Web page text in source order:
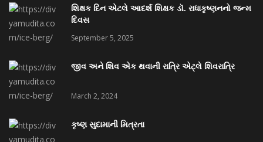
શિક્ષક દિન એટલે આદર્શ શિક્ષક ડૉ. રાધાકૃષ્ણનનો જન્મ
દિવસ
September 5, 2025
જીવ અને શિવ એક થવાની રાત્રિ એટ્લે શિવરાત્રિ
March 2, 2024
કૃષ્ણ સુદામાની મિત્રતા